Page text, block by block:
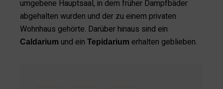
umgebene Hauptsaal, in dem früher Dampfbäder
abgehalten wurden und der zu einem privaten
Wohnhaus gehörte. Darüber hinaus sind ein
Caldarium und ein Tepidarium erhalten geblieben.